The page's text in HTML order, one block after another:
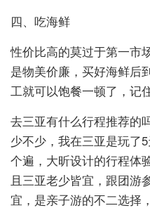
四、吃海鲜
性价比高的莫过于第一市
是物美价廉，买好海鲜后
工就可以饱餐一顿了，记
去三亚有什么行程推荐的
少不少，我在三亚是玩了
个遍，大昕设计的行程体
且三亚老少皆宜，跟团游
宜，是亲子游的不二选择